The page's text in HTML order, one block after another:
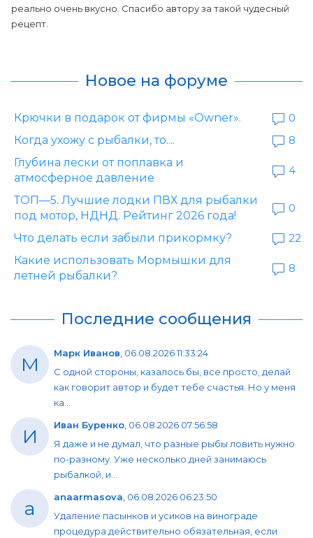
реально очень вкусно. Спасибо автору за такой чудесный
рецепт.
Новое на форуме
Крючки в подарок от фирмы «Owner».
0
Когда ухожу с рыбалки, то....
8
Глубина лески от поплавка и
атмосферное давление
4
ТОП—5. Лучшие лодки ПВХ для рыбалки
под мотор, НДНД. Рейтинг 2026 года!
0
Что делать если забыли прикормку?
22
Какие использовать Мормышки для
летней рыбалки?
8
Последние сообщения
М Марк Иванов 06.08.2026 11:33:24
С одной стороны, казалось бы, все просто, делай
как говорит автор и будет тебе счастья. Но у меня
ка...
И Иван Буренко 06.08.2026 07:56:58
Я даже и не думал, что разные рыбы ловить нужно
по-разному. Уже несколько дней занимаюсь
рыбалкой, и...
a anaarmasova 06.08.2026 06:23:50
Удаление пасынков и усиков на винограде
процедура действительно обязательная, если